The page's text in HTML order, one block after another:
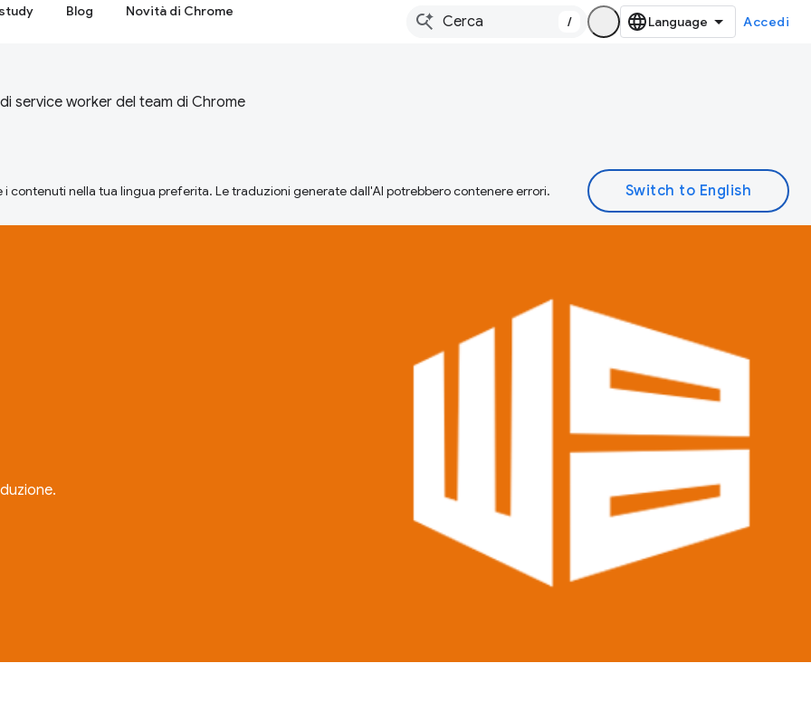
Blog Novità di Chrome
/ Accedi
service worker del team di Chrome
contenuti nella tua lingua preferita. Le traduzioni generate dall'AI potrebbero contenere errori.